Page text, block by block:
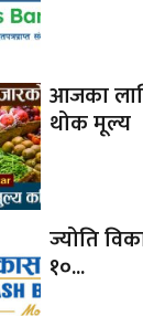
आजका
थोक मूल्य
ज्योति
१०...